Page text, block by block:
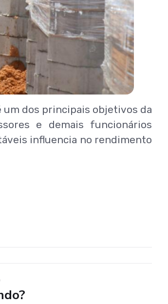
dos principais objetivos da
e demais funcionários
influencia no rendimento